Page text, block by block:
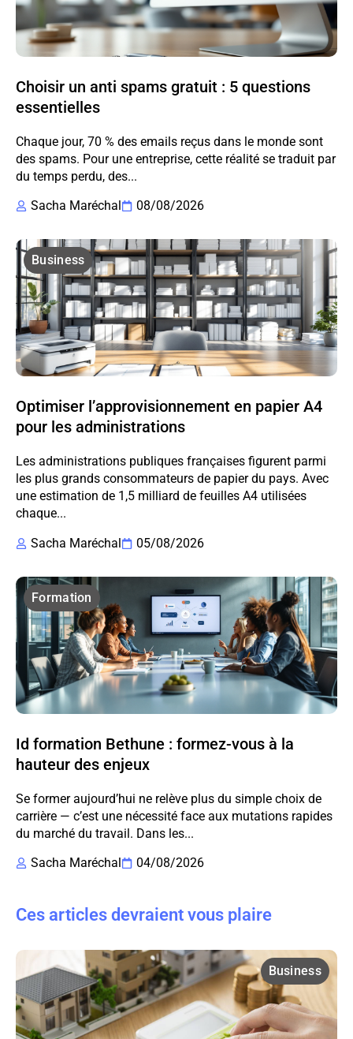
Choisir un anti spams gratuit : 5 questions
essentielles
Chaque jour, 70 % des emails reçus dans le monde sont
des spams. Pour une entreprise, cette réalité se traduit par
du temps perdu, des...
Sacha Maréchal
08/08/2026
Business
Optimiser l’approvisionnement en papier A4
pour les administrations
Les administrations publiques françaises figurent parmi
les plus grands consommateurs de papier du pays. Avec
une estimation de 1,5 milliard de feuilles A4 utilisées
chaque...
Sacha Maréchal
05/08/2026
Formation
Id formation Bethune : formez-vous à la
hauteur des enjeux
Se former aujourd’hui ne relève plus du simple choix de
carrière — c’est une nécessité face aux mutations rapides
du marché du travail. Dans les...
Sacha Maréchal
04/08/2026
Ces articles devraient vous plaire
Business